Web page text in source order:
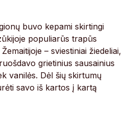
buvo kepami skirtingi
populiarūs trapūs
– sviestiniai žiedeliai,
grietinius sausainius
vanilės. Dėl šių skirtumų
savo iš kartos į kartą